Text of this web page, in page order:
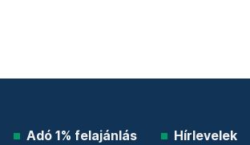
Adó 1% felajánlás Hírlevelek